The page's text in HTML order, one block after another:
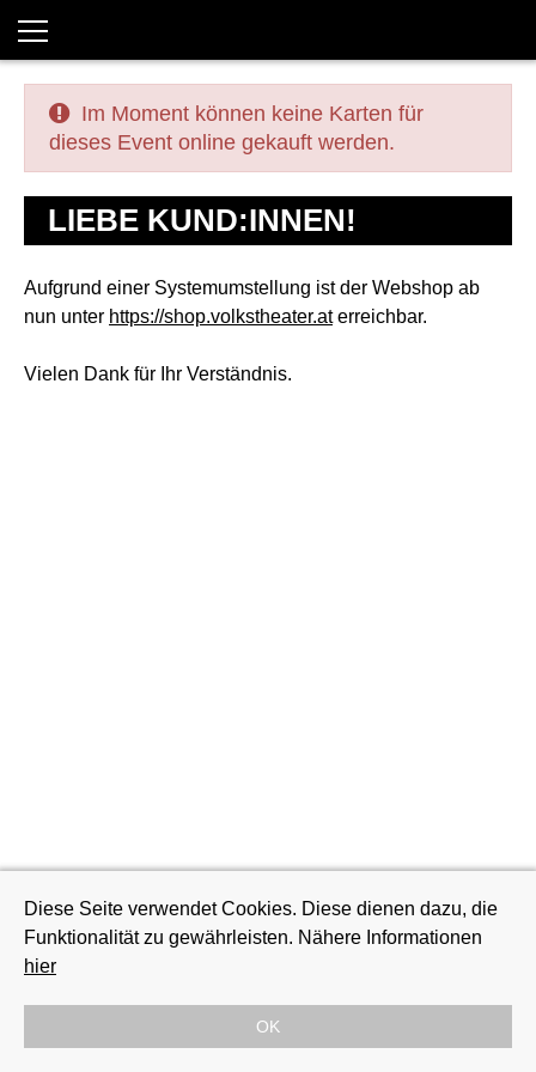
Diese Seite verwendet Cookies. Diese dienen dazu, die
Funktionalität zu gewährleisten. Nähere Informationen
hier
Im Moment können keine Karten für
dieses Event online gekauft werden.
LIEBE KUND:INNEN!
Aufgrund einer Systemumstellung ist der Webshop ab
nun unter https://shop.volkstheater.aterreichbar.
Vielen Dank für Ihr Verständnis.